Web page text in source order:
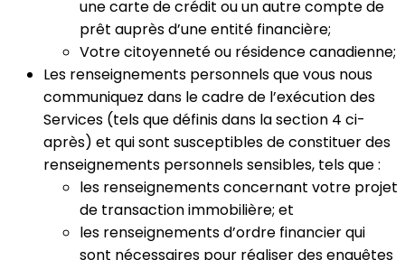
une carte de crédit ou un autre compte de
prêt auprès d’une entité financière;
Votre citoyenneté ou résidence canadienne;
Les renseignements personnels que vous nous
communiquez dans le cadre de l’exécution des
Services (tels que définis dans la section 4 ci-
après) et qui sont susceptibles de constituer des
renseignements personnels sensibles, tels que :
les renseignements concernant votre projet
de transaction immobilière; et
les renseignements d’ordre financier qui
sont nécessaires pour réaliser des enquêtes